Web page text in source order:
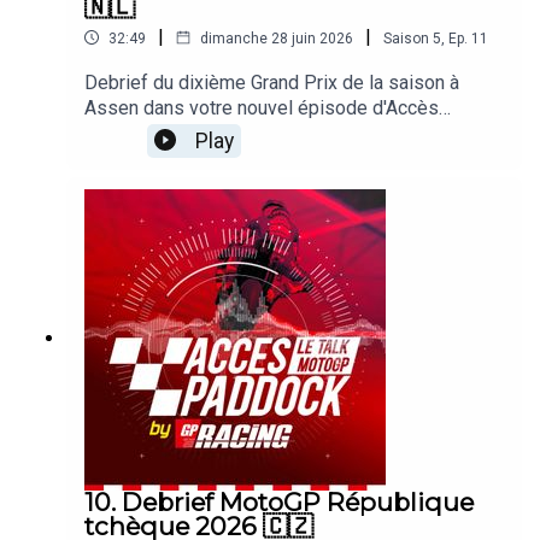
🇳🇱
32:49 | dimanche 28 juin 2026 | Saison 5 Ep. 11
Debrief du dixième Grand Prix de la saison à
Assen dans votre nouvel épisode d'Accès
Paddock grâce nos reporters sur les Grands Prix
Michel Turco et Alexis Delisse. Avec une large
carton plein Aprilia ! On revient également sur la
chute de Marco Bezzecchi, le week-end de Marc
Marquez ou les problèmes de Pedro Acosta.
Sans oublier les sujets brulants qui agitent le
paddock !
Play
10. Debrief MotoGP République
tchèque 2026 🇨🇿